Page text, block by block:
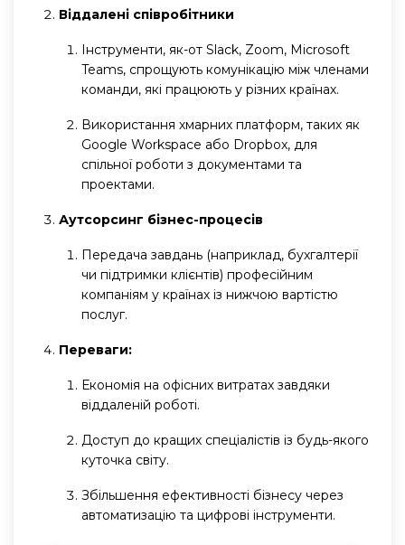
Віддалені співробітники
Інструменти, як-от Slack, Zoom, Microsoft
Teams, спрощують комунікацію між членами
команди, які працюють у різних країнах.
Використання хмарних платформ, таких як
Google Workspace або Dropbox, для
спільної роботи з документами та
проектами.
Аутсорсинг бізнес-процесів
Передача завдань (наприклад, бухгалтерії
чи підтримки клієнтів) професійним
компаніям у країнах із нижчою вартістю
послуг.
Переваги:
Економія на офісних витратах завдяки
віддаленій роботі.
Доступ до кращих спеціалістів із будь-якого
куточка світу.
Збільшення ефективності бізнесу через
автоматизацію та цифрові інструменти.